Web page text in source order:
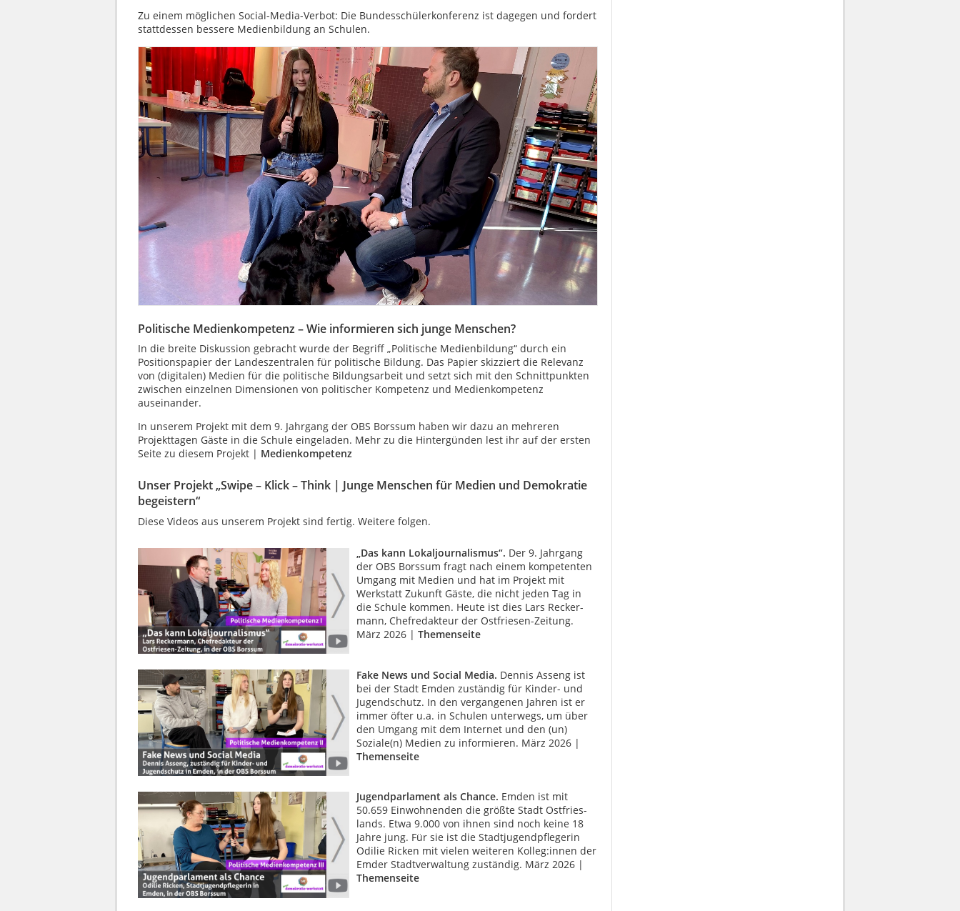
Zu einem möglichen Social-Media-Verbot: Die Bundesschülerkonferenz ist dagegen und fordert
stattdessen bessere Medienbildung an Schulen.
Politische Medienkompetenz – Wie informieren sich junge Menschen?
In die breite Diskussion gebracht wurde der Begriff „Politische Medienbildung“ durch ein
Positionspapier der Landeszentralen für politische Bildung. Das Papier skizziert die Relevanz
von (digitalen) Medien für die politische Bildungsarbeit und setzt sich mit den Schnittpunkten
zwischen einzelnen Dimensionen von politischer Kompetenz und Medienkompetenz
auseinander.
In unserem Projekt mit dem 9. Jahrgang der OBS Borssum haben wir dazu an mehreren
Projekttagen Gäste in die Schule eingeladen. Mehr zu die Hintergünden lest ihr auf der ersten
Seite zu diesem Projekt | Medienkompetenz
Unser Projekt „Swipe – Klick – Think | Junge Menschen für Medien und Demokratie
begeistern“
Diese Videos aus unserem Projekt sind fertig. Weitere folgen.
„Das kann Lokaljournalismus“. Der 9. Jahrgang
der OBS Borssum fragt nach einem kompeten­ten
Umgang mit Medien und hat im Projekt mit
Werkstatt Zukunft Gäste, die nicht jeden Tag in
die Schule kommen. Heute ist dies Lars Recker­
mann, Chefredakteur der Ostfriesen-Zeitung.
März 2026 | Themenseite
Fake News und Social Media. Dennis Asseng ist
bei der Stadt Emden zuständig für Kinder- und
Jugendschutz. In den vergangenen Jahren ist er
immer öfter u.a. in Schulen unterwegs, um über
den Umgang mit dem Internet und den (un)
Soziale(n) Medien zu informieren. März 2026 |
Themenseite
Jugendparlament als Chance. Emden ist mit
50.659 Einwohnenden die größte Stadt Ostfries­
lands. Etwa 9.000 von ihnen sind noch keine 18
Jahre jung. Für sie ist die Stadtjugendpflegerin
Odilie Ricken mit vielen weiteren Kolleg:innen der
Emder Stadtverwaltung zuständig. März 2026 |
Themenseite